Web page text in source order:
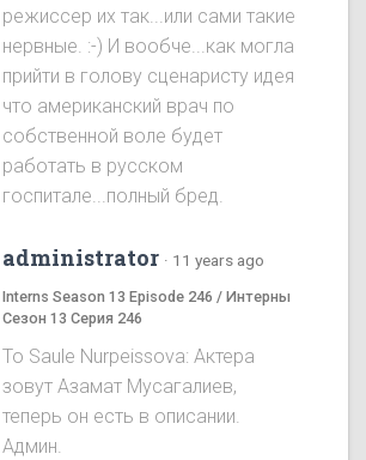
режиссер их так...или сами такие
нервные. :-) И вообче...как могла
прийти в голову сценаристу идея
что американский врач по
собственной воле будет
работать в русском
госпитале...полный бред.
administrator · 11 years ago
Interns Season 13 Episode 246 / Интерны
Сезон 13 Серия 246
To Saule Nurpeissova: Актера
зовут Азамат Мусагалиев,
теперь он есть в описании.
Админ.